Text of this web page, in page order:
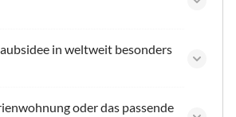
in weltweit besonders
oder das passende